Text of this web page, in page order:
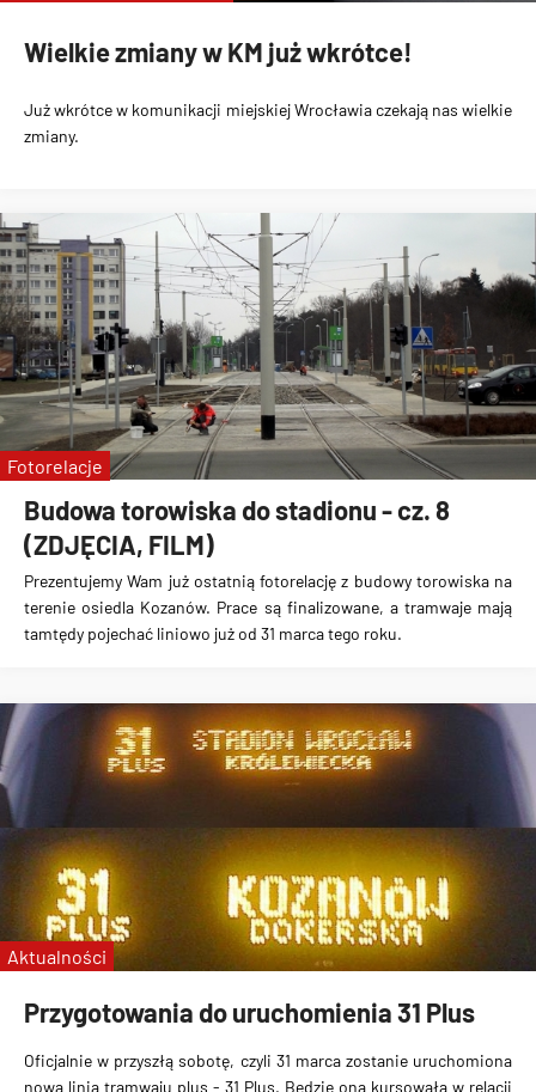
Wielkie zmiany w KM już wkrótce!
Już wkrótce w komunikacji miejskiej Wrocławia czekają nas wielkie
zmiany.
Budowa torowiska do stadionu - cz. 8
(ZDJĘCIA, FILM)
Prezentujemy Wam już ostatnią fotorelację z budowy torowiska na
terenie osiedla Kozanów. Prace są finalizowane, a tramwaje mają
tamtędy pojechać liniowo już od 31 marca tego roku.
Fotorelacje
Przygotowania do uruchomienia 31 Plus
Oficjalnie w przyszłą sobotę, czyli 31 marca zostanie uruchomiona
nowa linia tramwaju plus - 31 Plus. Będzie ona kursowała w relacji
Aktualności